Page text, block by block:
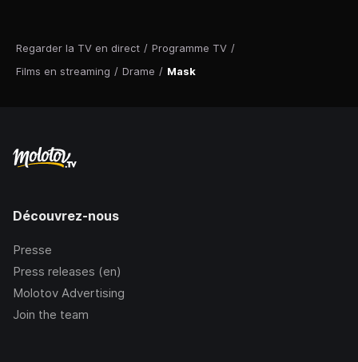
Regarder la TV en direct / Programme TV /
Films en streaming / Drame / Mask
Découvrez-nous
Presse
Press releases (en)
Molotov Advertising
Join the team